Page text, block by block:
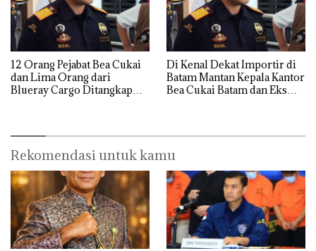
12 Orang Pejabat Bea Cukai
dan Lima Orang dari
Blueray Cargo Ditangkap
Di Kenal Dekat Importir di
Batam Mantan Kepala Kantor
Bea Cukai Batam dan Eks
Rekomendasi untuk kamu